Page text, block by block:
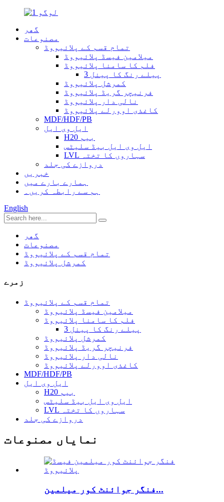
گھر
مصنوعات
تمام قسم کے پلائیووڈ
میلامین فیسڈ پلائیووڈ
فلم کا سامنا پلائیووڈ
3 پیلے رنگ کا پینل
کمرشل پلائیووڈ
فرنیچر گریڈ پلائیووڈ
نالی دار پلائیووڈ
کاغذی اوورلے پلائیووڈ
MDF/HDF/PB
ایل وی ایل
H20 بیم
ایل وی ایل بیڈ سلیٹس
LVL سہاروں کا تختہ
دروازے کی جلد
خبریں
ہمارے بارے میں
ہم سے رابطہ کریں۔
English
گھر
مصنوعات
تمام قسم کے پلائیووڈ
کمرشل پلائیووڈ
زمرے
تمام قسم کے پلائیووڈ
میلامین فیسڈ پلائیووڈ
فلم کا سامنا پلائیووڈ
3 پیلے رنگ کا پینل
کمرشل پلائیووڈ
فرنیچر گریڈ پلائیووڈ
نالی دار پلائیووڈ
کاغذی اوورلے پلائیووڈ
MDF/HDF/PB
ایل وی ایل
H20 بیم
ایل وی ایل بیڈ سلیٹس
LVL سہاروں کا تختہ
دروازے کی جلد
نمایاں مصنوعات
فنگر جوائنٹ کور میلمین...